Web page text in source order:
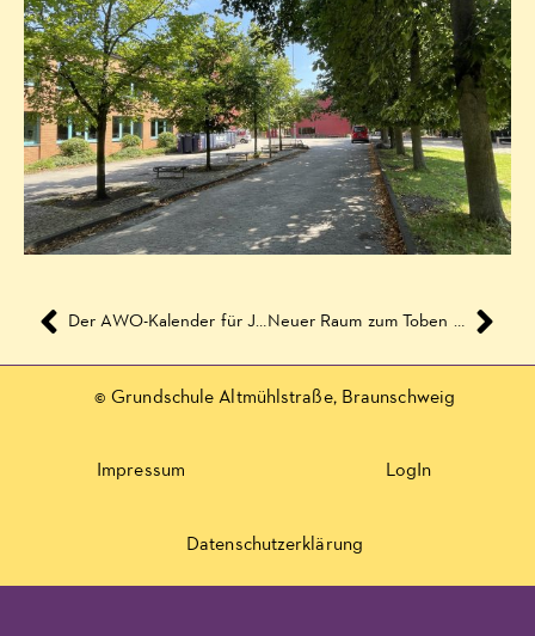
Der AWO-Kalender für Juni 2019 Neuer Raum zum Toben für 390 Kinder
© Grundschule Altmühlstraße, Braunschweig
Impressum LogIn
Datenschutzerklärung